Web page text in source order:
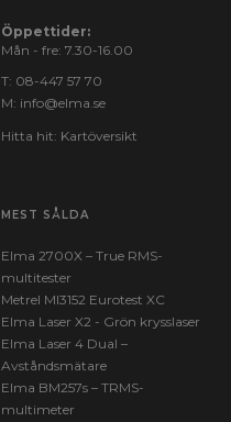
Öppettider:
Mån - fre: 7.30-16.00
T: 08-447 57 70
M: info@elma.se
Hitta hit: Kartöversikt
MEST SÅLDA
Elma 2700X – True RMS-
multitester
Metrel MI3152 Eurotest XC
Elma Laser X2 - Grön krysslaser
Elma Laser 4 Dual –
Avståndsmätare
Elma BM257s – TRMS-
multimeter